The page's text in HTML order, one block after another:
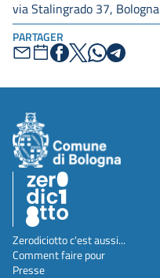
via Stalingrado 37, Bologna
PARTAGER
Zerodiciotto c'est aussi...
Comment faire pour
Presse